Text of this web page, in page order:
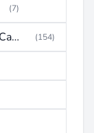
(7)
Caja Registradora (Electronic Cash Register) (154)